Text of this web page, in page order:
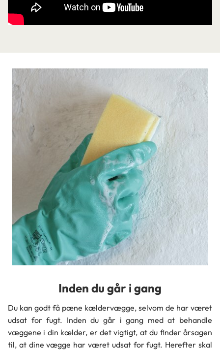
Inden du går i gang
Du kan godt få pæne kældervægge, selvom de har været
udsat for fugt. Inden du går i gang med at behandle
væggene i din kælder, er det vigtigt, at du finder årsagen
til, at dine vægge har været udsat for fugt. Herefter skal